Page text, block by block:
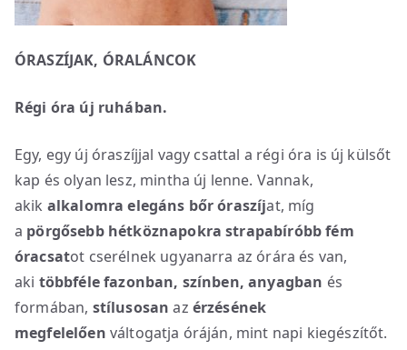
ÓRASZÍJAK, ÓRALÁNCOK
Régi óra új ruhában.
Egy, egy új óraszíjjal vagy csattal a régi óra is új külsőt
kap és olyan lesz, mintha új lenne. Vannak,
akik alkalomra elegáns bőr óraszíjat, míg
a pörgősebb hétköznapokra strapabíróbb fém
óracsatot cserélnek ugyanarra az órára és van,
aki többféle fazonban, színben, anyagban és
formában, stílusosan az érzésének
megfelelően váltogatja óráján, mint napi kiegészítőt.